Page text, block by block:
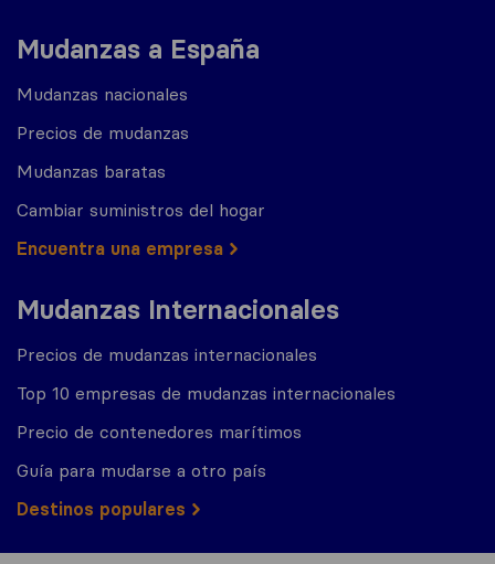
Mudanzas a España
Mudanzas nacionales
Precios de mudanzas
Mudanzas baratas
Cambiar suministros del hogar
Encuentra una empresa
Mudanzas Internacionales
Precios de mudanzas internacionales
Top 10 empresas de mudanzas internacionales
Precio de contenedores marítimos
Guía para mudarse a otro país
Destinos populares